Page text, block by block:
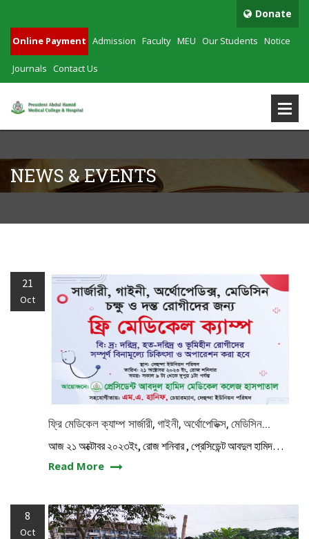
Donate
Online Payment Admission Faculty MEU Our Students Notice
Journals Contact Us
NEWS & EVENTS
21
Oct
ফ্রি মেডিকেল ক্যাম্প সার্জারী, গাইনী, অর্থোপেডিক্স, মেডিসিন...
আজ ২১ অক্টোবর ২০২৩ইং, রোজ শনিবার , প্রেসিডেন্ট আবদুল হামিদ…
Read More
8
Oct